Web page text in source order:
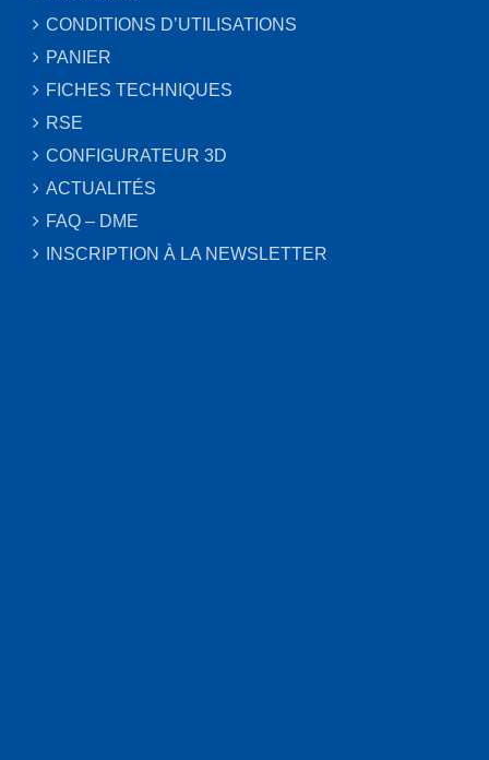
CONDITIONS D’UTILISATIONS
PANIER
FICHES TECHNIQUES
RSE
CONFIGURATEUR 3D
ACTUALITÉS
FAQ – DME
INSCRIPTION À LA NEWSLETTER